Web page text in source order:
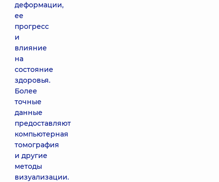
деформации,
ее
прогресс
и
влияние
на
состояние
здоровья.
Более
точные
данные
предоставляют
компьютерная
томография
и другие
методы
визуализации.